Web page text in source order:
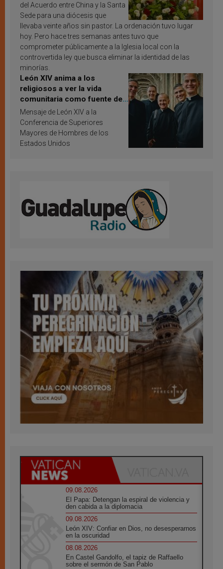
del Acuerdo entre China y la Santa
Sede para una diócesis que
llevaba veinte años sin pastor. La ordenación tuvo lugar
hoy. Pero hace tres semanas antes tuvo que
comprometer públicamente a la Iglesia local con la
controvertida ley que busca eliminar la identidad de las
minorías.
León XIV anima a los
religiosos a ver la vida
comunitaria como fuente de
inspiración y santificación
Mensaje de León XIV a la
Conferencia de Superiores
Mayores de Hombres de los
Estados Unidos
09.08.2026
El Papa: Detengan la espiral de violencia y
den cabida a la diplomacia
09.08.2026
León XIV: Confiar en Dios, no desesperarnos
en la oscuridad
08.08.2026
En Castel Gandolfo, el tapiz de Raffaello
sobre el sermón de San Pablo